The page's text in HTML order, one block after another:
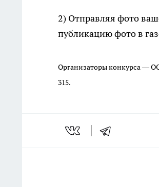
2) Отправляя фото
публикацию фото в
Организаторы конкурса —
315.